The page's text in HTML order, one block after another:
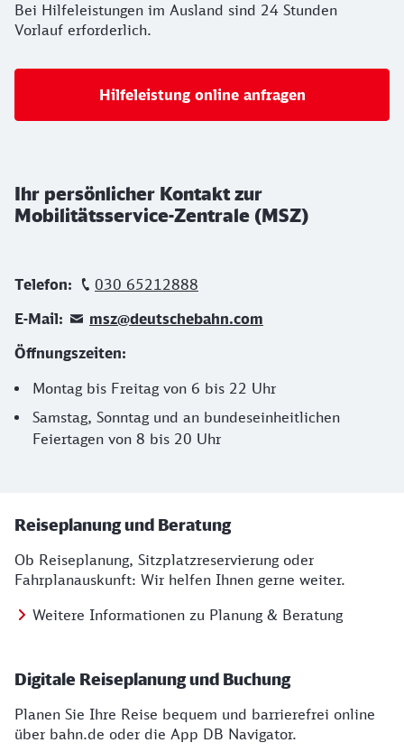
Bei Hilfeleistungen im Ausland sind 24 Stunden
Vorlauf erforderlich.
Hilfeleistung online anfragen
Ihr persönlicher Kontakt zur
Mobilitätsservice-Zentrale (MSZ)
Telefon:
030 65212888
E-Mail:
msz@deutschebahn.com
Öffnungszeiten:
Montag bis Freitag von 6 bis 22 Uhr
Samstag, Sonntag und an bundeseinheitlichen
Feiertagen von 8 bis 20 Uhr
Wichtige Informationen gebündelt für Sie!
Reiseplanung und Beratung
Ob Reiseplanung, Sitzplatz­reservierung oder
Fahrplanauskunft: Wir helfen Ihnen gerne weiter.
Weitere Informationen zu Planung & Beratung
Digitale Reiseplanung und Buchung
Planen Sie Ihre Reise bequem und barrierefrei online
über bahn.de oder die App DB Navigator.